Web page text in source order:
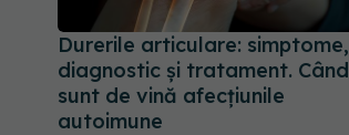
Durerile articulare: simptome,
diagnostic și tratament. Când
sunt de vină afecțiunile
autoimune